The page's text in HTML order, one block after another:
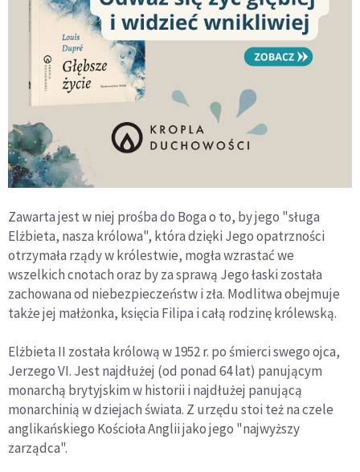
Zawarta jest w niej prośba do Boga o to, by jego "sługa
Elżbieta, nasza królowa", która dzięki Jego opatrzności
otrzymała rządy w królestwie, mogła wzrastać we
wszelkich cnotach oraz by za sprawą Jego łaski została
zachowana od niebezpieczeństw i zła. Modlitwa obejmuje
także jej małżonka, księcia Filipa i całą rodzinę królewską.
Elżbieta II została królową w 1952 r. po śmierci swego ojca,
Jerzego VI. Jest najdłużej (od ponad 64 lat) panującym
monarchą brytyjskim w historii i najdłużej panującą
monarchinią w dziejach świata. Z urzędu stoi też na czele
anglikańskiego Kościoła Anglii jako jego "najwyższy
zarządca".